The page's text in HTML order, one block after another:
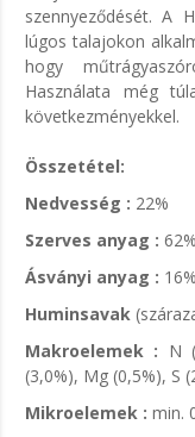
szennyeződését. A
lúgos talajokon
hogy
Használata még
következményekkel.
Összetétel:
Nedvesség : 22%
Szerves anyag : 62%
Ásványi anyag : 16%
Huminsavak
Makroelemek : N
(3,0%), Mg (0,5%), S
Mikroelemek : min.